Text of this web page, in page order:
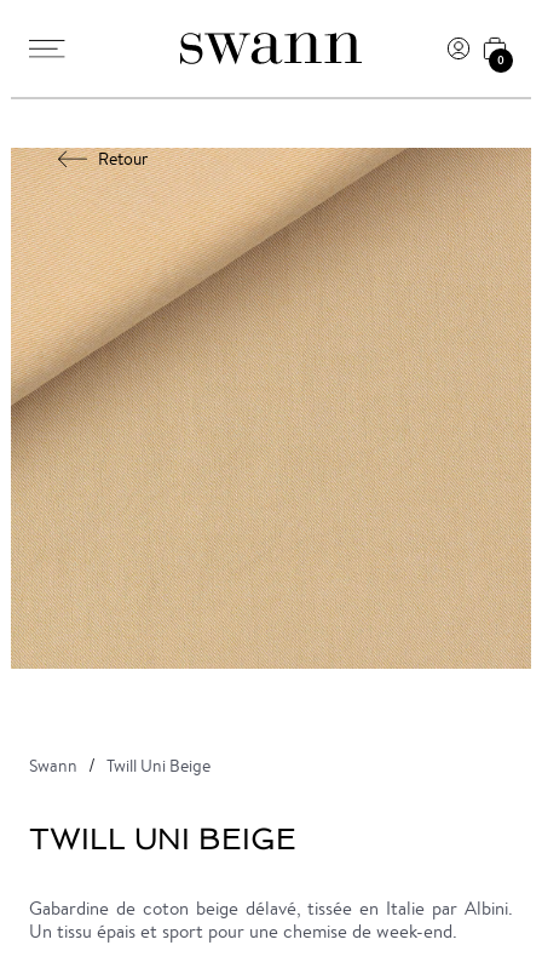
0
Retour
Swann Twill Uni Beige
TWILL UNI BEIGE
Gabardine de coton beige délavé, tissée en Italie par Albini.
Un tissu épais et sport pour une chemise de week-end.